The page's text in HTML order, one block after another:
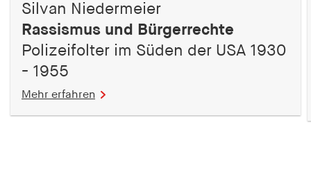
Silvan Niedermeier
Rassismus und Bürgerrechte
Polizeifolter im Süden der USA 1930
- 1955
Mehr erfahren